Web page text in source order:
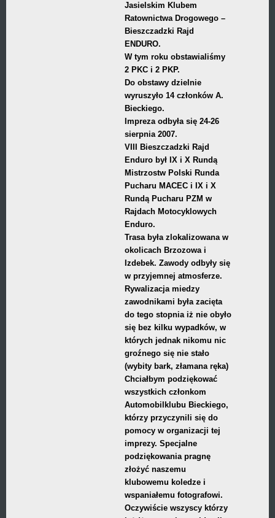
Jasielskim Klubem
Ratownictwa Drogowego –
Bieszczadzki Rajd
ENDURO.
W tym roku obstawialiśmy
2 PKC i 2 PKP.
Do obstawy dzielnie
wyruszyło 14 członków A.
Bieckiego.
Impreza odbyła się 24-26
sierpnia 2007.
VIII Bieszczadzki Rajd
Enduro był IX i X Rundą
Mistrzostw Polski Runda
Pucharu MACEC i IX i X
Rundą Pucharu PZM w
Rajdach Motocyklowych
Enduro.
Trasa była zlokalizowana w
okolicach Brzozowa i
Izdebek. Zawody odbyły się
w przyjemnej atmosferze.
Rywalizacja miedzy
zawodnikami była zacięta
do tego stopnia iż nie obyło
się bez kilku wypadków, w
których jednak nikomu nic
groźnego się nie stało
(wybity bark, złamana ręka)
Chciałbym podziękować
wszystkich członkom
Automobilklubu Bieckiego,
którzy przyczynili się do
pomocy w organizacji tej
imprezy. Specjalne
podziękowania pragnę
złożyć naszemu
klubowemu koledze i
wspaniałemu fotografowi.
Oczywiście wszyscy którzy